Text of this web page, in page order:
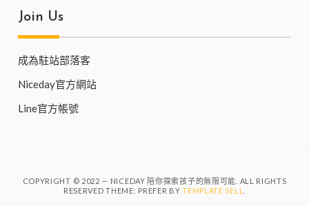
Join Us
成為駐站部落客
Niceday官方網站
Line官方帳號
COPYRIGHT © 2022 — NICEDAY 陪你探索孩子的無限可能. ALL RIGHTS
RESERVED THEME: PREFER BYTEMPLATE SELL